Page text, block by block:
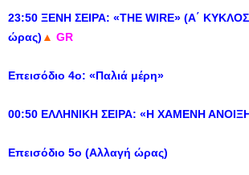
23:50 ΞΕΝΗ ΣΕΙΡΑ: «THE WIRE» (Α΄
ώρας) ▲ GR
Eπεισόδιο 4ο: «Παλιά μέρη»
00:50 ΕΛΛΗΝΙΚΗ ΣΕΙΡΑ: «Η ΧΑΜΕΝΗ
Επεισόδιο 5ο (Αλλαγή ώρας)